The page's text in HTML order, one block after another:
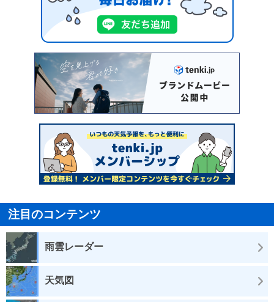
注目のコンテンツ
雨雲レーダー
天気図